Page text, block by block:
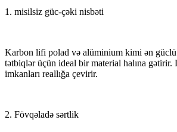
1. misilsiz güc-çəki nisbəti
Karbon lifi polad və alüminium kimi ən
tətbiqlər üçün ideal bir material halına
imkanları reallığa çevirir.
2. Fövqəladə sərtlik